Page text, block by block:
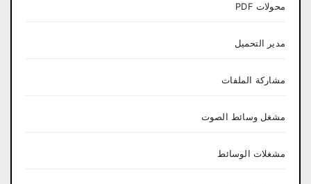
محولات PDF
مدير التحميل
مشاركة الملفات
مشغل وسائط الصوت
مشغلات الوسائط